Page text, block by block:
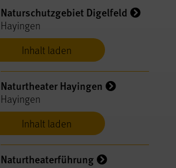
Inhalt laden
Naturschutzgebiet Digelfeld
Hayingen
Inhalt laden
Naturtheater Hayingen
Hayingen
Naturtheaterführung